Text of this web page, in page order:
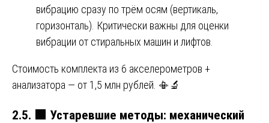
вибрацию сразу по трём осям (вертикаль,
горизонталь). Критически важны для оценки
вибрации от стиральных машин и лифтов.
Стоимость комплекта из 6 акселерометров +
анализатора — от 1,5 млн рублей. 📳🔬
2.5. 🟩 Устаревшие методы: механический